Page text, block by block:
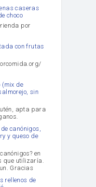
caseras
choco
por
con frutas
(mix de
sin
apta para
canónigos,
y queso de
en
que utilizaría.
Gracias
rellenos de